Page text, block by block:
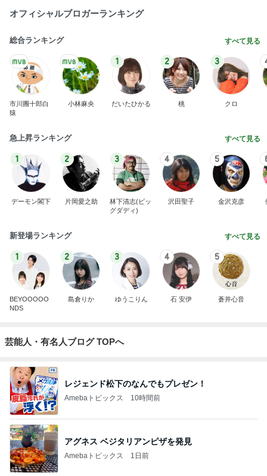
オフィシャルブロガーランキング
総合ランキング すべて見る
市川團十郎白
猿
小林麻央
1
だいたひかる
2
桃
3
クロ
急上昇ランキング すべて見る
1
デーモン閣下
2
片岡愛之助
3
林下清志(ビッ
グダディ)
4
沢田聖子
5
金沢克彦
新登場ランキング すべて見る
1
BEYOOOOO
NDS
2
島倉りか
3
ゆうこりん
4
石 安伊
5
蒼井心音
芸能人・有名人ブログ TOPへ
レジェンド松下のなんでもプレゼン！
Amebaトピックス 10時間前
アグネス ベジタリアンピザを発見
Amebaトピックス 1日前